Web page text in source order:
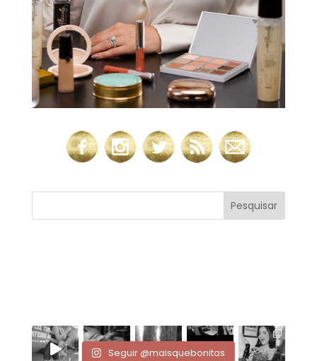
Seguir @maisquebonitas